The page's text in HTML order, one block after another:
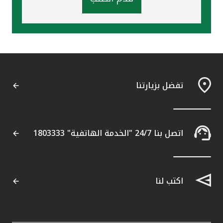
تفضل بزيارتنا
اتصل بنا 24/7 "الخدمة الهاتفية" 1803333
اكتب لنا